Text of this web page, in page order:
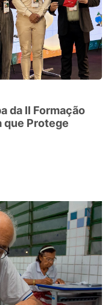
da II Formação
que Protege